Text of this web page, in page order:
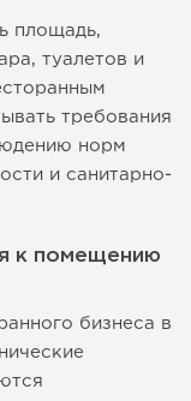
площадь,
туалетов и
требования
норм
и санитарно-
к помещению
бизнеса в